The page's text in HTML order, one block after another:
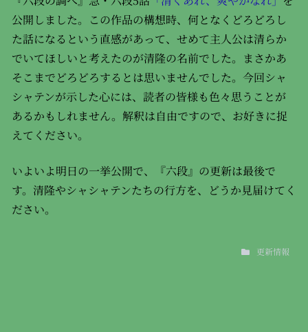
公開しました。この作品の構想時、何となくどろどろし
た話になるという直感があって、せめて主人公は清らか
でいてほしいと考えたのが清隆の名前でした。まさかあ
そこまでどろどろするとは思いませんでした。今回シャ
シャテンが示した心には、読者の皆様も色々思うことが
あるかもしれません。解釈は自由ですので、お好きに捉
えてください。
いよいよ明日の一挙公開で、『六段』の更新は最後で
す。清隆やシャシャテンたちの行方を、どうか見届けてく
ださい。
更新情報